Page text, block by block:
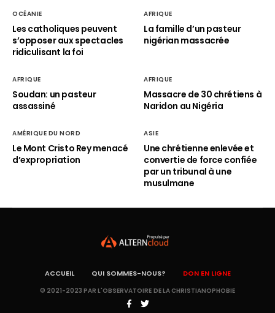
OCÉANIE
Les catholiques peuvent
s’opposer aux spectacles
ridiculisant la foi
AFRIQUE
La famille d’un pasteur
nigérian massacrée
AFRIQUE
Soudan: un pasteur
assassiné
AFRIQUE
Massacre de 30 chrétiens à
Naridon au Nigéria
AMÉRIQUE DU NORD
Le Mont Cristo Rey menacé
d’expropriation
ASIE
Une chrétienne enlevée et
convertie de force confiée
par un tribunal à une
musulmane
ACCUEIL QUI SOMMES-NOUS? DON EN LIGNE
© 2021-2023 PAR L'OBSERVATOIRE DE LA CHRISTIANOPHOBIE